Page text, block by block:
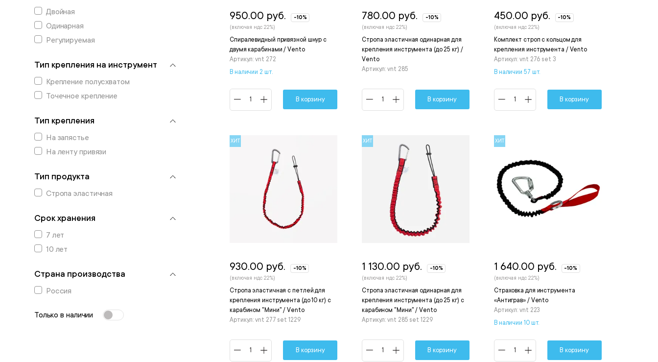
Двойная
Одинарная
Регулируемая
Тип крепления на инструмент
Крепление полусхватом
Точечное крепление
Тип крепления
На запястье
На ленту привязи
Тип продукта
Стропа эластичная
Срок хранения
7 лет
10 лет
Страна производства
Россия
Только в наличии
Спиралевидный привязной шнур с
двумя карабинами / Vento
Артикул: vnt 272
950.00 руб.
-10%
(включая ндс 22%)
В наличии 2 шт.
В корзину
Стропа эластичная одинарная для
крепления инструмента (до 25 кг) /
Vento
Артикул: vnt 285
780.00 руб.
-10%
(включая ндс 22%)
В корзину
Комплект строп с кольцом для
крепления инструмента / Vento
Артикул: vnt 276 set 3
450.00 руб.
-10%
(включая ндс 22%)
В наличии 57 шт.
В корзину
ХИТ
Стропа эластичная с петлей для
крепления инструмента (до 10 кг) с
карабином "Мини" / Vento
Артикул: vnt 277 set 1229
930.00 руб.
-10%
(включая ндс 22%)
В корзину
ХИТ
Стропа эластичная одинарная для
крепления инструмента (до 25 кг) с
карабином "Мини" / Vento
Артикул: vnt 285 set 1229
1 130.00 руб.
-10%
(включая ндс 22%)
В корзину
ХИТ
Страховка для инструмента
«Антиграв» / Vento
Артикул: vnt 223
1 640.00 руб.
-10%
(включая ндс 22%)
В наличии 10 шт.
В корзину